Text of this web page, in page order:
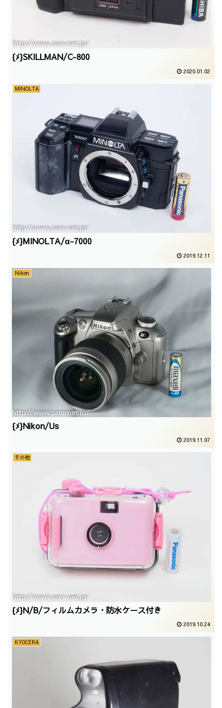
{ﾒ}SKILLMAN/C-800
2020.01.02
MINOLTA
{ﾒ}MINOLTA/α-7000
2019.12.11
Nikon
{ﾒ}Nikon/Us
2019.11.07
その他
{ﾒ}N/B/フィルムカメラ・防水ケース付き
2019.10.24
KYOCERA